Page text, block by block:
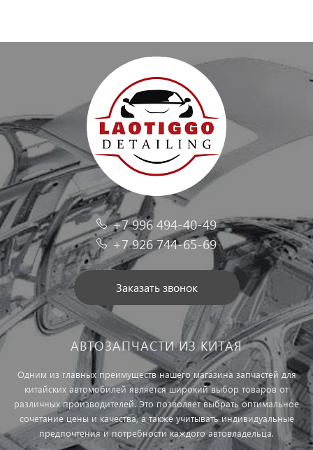
+7 996 494-40-49
+7 926 744-65-69
Заказать звонок
АВТОЗАПЧАСТИ ИЗ КИТАЯ
Одним из главных преимуществ нашего магазина запчастей для
китайских автомобилей является широкий выбор товаров от
различных производителей. Это позволяет выбрать оптимальное
сочетание цены и качества, а также учитывать индивидуальные
предпочтения и потребности каждого автовладельца.